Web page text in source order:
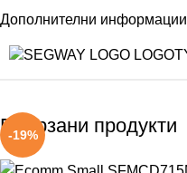
Дополнителни информации
Поврзани продукти
-19%